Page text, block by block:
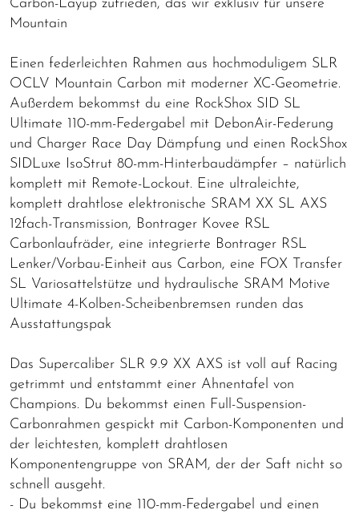
Carbon-Layup zufrieden, das wir exklusiv für unsere
Mountain
Einen federleichten Rahmen aus hochmoduligem SLR
OCLV Mountain Carbon mit moderner XC-Geometrie.
Außerdem bekommst du eine RockShox SID SL
Ultimate 110-mm-Federgabel mit DebonAir-Federung
und Charger Race Day Dämpfung und einen RockShox
SIDLuxe IsoStrut 80-mm-Hinterbaudämpfer – natürlich
komplett mit Remote-Lockout. Eine ultraleichte,
komplett drahtlose elektronische SRAM XX SL AXS
12fach-Transmission, Bontrager Kovee RSL
Carbonlaufräder, eine integrierte Bontrager RSL
Lenker/Vorbau-Einheit aus Carbon, eine FOX Transfer
SL Variosattelstütze und hydraulische SRAM Motive
Ultimate 4-Kolben-Scheibenbremsen runden das
Ausstattungspak
Das Supercaliber SLR 9.9 XX AXS ist voll auf Racing
getrimmt und entstammt einer Ahnentafel von
Champions. Du bekommst einen Full-Suspension-
Carbonrahmen gespickt mit Carbon-Komponenten und
der leichtesten, komplett drahtlosen
Komponentengruppe von SRAM, der der Saft nicht so
schnell ausgeht.
- Du bekommst eine 110-mm-Federgabel und einen